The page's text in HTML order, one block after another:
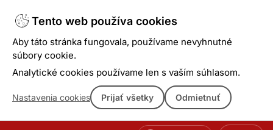
Tento web používa cookies
Aby táto stránka fungovala, používame nevyhnutné
súbory cookie.
Analytické cookies používame len s vaším súhlasom.
Nastavenia cookies Prijať všetky Odmietnuť